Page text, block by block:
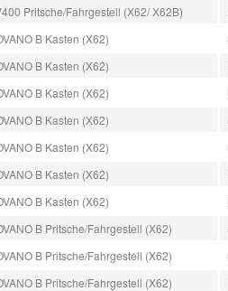
Pritsche/Fahrgestell (X62/ X62B)
B Kasten (X62)
B Kasten (X62)
B Kasten (X62)
B Kasten (X62)
B Kasten (X62)
B Kasten (X62)
B Kasten (X62)
B Pritsche/Fahrgestell (X62)
B Pritsche/Fahrgestell (X62)
B Pritsche/Fahrgestell (X62)